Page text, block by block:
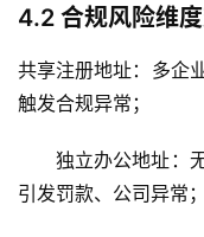
4.2 合规风险维
共享注册地址：多企
触发合规异常；
独立办公地址：
引发罚款、公司异常；